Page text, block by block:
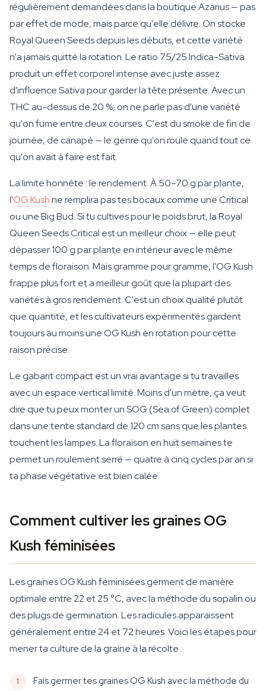
régulièrement demandées dans la boutique Azarius — pas
par effet de mode, mais parce qu'elle délivre. On stocke
Royal Queen Seeds depuis les débuts, et cette variété
n'a jamais quitté la rotation. Le ratio 75/25 Indica-Sativa
produit un effet corporel intense avec juste assez
d'influence Sativa pour garder la tête présente. Avec un
THC au-dessus de 20 %, on ne parle pas d'une variété
qu'on fume entre deux courses. C'est du smoke de fin de
journée, de canapé — le genre qu'on roule quand tout ce
qu'on avait à faire est fait.
La limite honnête : le rendement. À 50–70 g par plante,
l'OG Kushne remplira pas tes bocaux comme une Critical
ou une Big Bud. Si tu cultives pour le poids brut, la Royal
Queen Seeds Critical est un meilleur choix — elle peut
dépasser 100 g par plante en intérieur avec le même
temps de floraison. Mais gramme pour gramme, l'OG Kush
frappe plus fort et a meilleur goût que la plupart des
variétés à gros rendement. C'est un choix qualité plutôt
que quantité, et les cultivateurs expérimentés gardent
toujours au moins une OG Kush en rotation pour cette
raison précise.
Le gabarit compact est un vrai avantage si tu travailles
avec un espace vertical limité. Moins d'un mètre, ça veut
dire que tu peux monter un SOG (Sea of Green) complet
dans une tente standard de 120 cm sans que les plantes
touchent les lampes. La floraison en huit semaines te
permet un roulement serré — quatre à cinq cycles par an si
ta phase végétative est bien calée.
Comment cultiver les graines OG
Kush féminisées
Les graines OG Kush féminisées germent de manière
optimale entre 22 et 25 °C, avec la méthode du sopalin ou
des plugs de germination. Les radicules apparaissent
généralement entre 24 et 72 heures. Voici les étapes pour
mener ta culture de la graine à la récolte :
Fais germer tes graines OG Kush avec la méthode du